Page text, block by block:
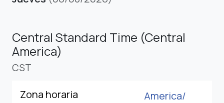
Central Standard Time (Central
America)
CST
Zona horaria
America/